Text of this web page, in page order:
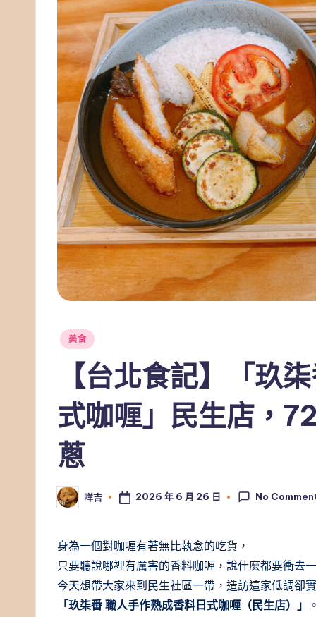
Posted
美食
【台北食記】「玖
式咖喱」民生店，
蔥
Posted
by
咩吉 2026 年 6 月 26 日 No
身為一個對咖喱有著無比執念的吃貨，
只要聽說哪裡有厲害的香料咖喱，說什麼都要衝去
今天想帶大家來到民生社區一帶，造訪這家低調卻
「玖柒番 職人手作熟成香料日式咖喱（民生店）」